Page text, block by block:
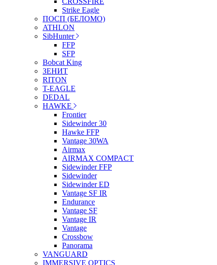
Strike Eagle
ПОСП (БЕЛОМО)
ATHLON
SibHunter
FFP
SFP
Bobcat King
ЗЕНИТ
RITON
T-EAGLE
DEDAL
HAWKE
Frontier
Sidewinder 30
Hawke FFP
Vantage 30WA
Airmax
AIRMAX COMPACT
Sidewinder FFP
Sidewinder
Sidewinder ED
Vantage SF IR
Endurance
Vantage SF
Vantage IR
Vantage
Crossbow
Panorama
VANGUARD
IMMERSIVE OPTICS